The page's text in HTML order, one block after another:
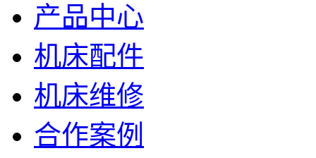
产品中心
机床配件
机床维修
合作案例